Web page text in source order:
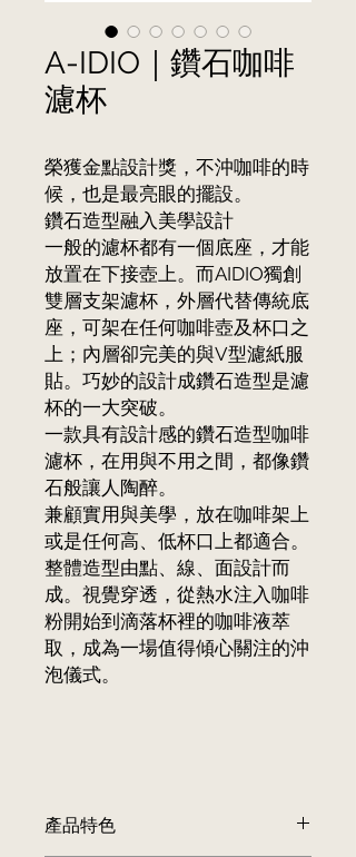
A-IDIO｜鑽石咖啡
濾杯
榮獲金點設計獎，不沖咖啡的時
候，也是最亮眼的擺設。
鑽石造型融入美學設計
一般的濾杯都有一個底座，才能
放置在下接壺上。而AIDIO獨創
雙層支架濾杯，外層代替傳統底
座，可架在任何咖啡壺及杯口之
上；內層卻完美的與V型濾紙服
貼。巧妙的設計成鑽石造型是濾
杯的一大突破。
一款具有設計感的鑽石造型咖啡
濾杯，在用與不用之間，都像鑽
石般讓人陶醉。
兼顧實用與美學，放在咖啡架上
或是任何高、低杯口上都適合。
整體造型由點、線、面設計而
成。視覺穿透，從熱水注入咖啡
粉開始到滴落杯裡的咖啡液萃
取，成為一場值得傾心關注的沖
泡儀式。
產品特色